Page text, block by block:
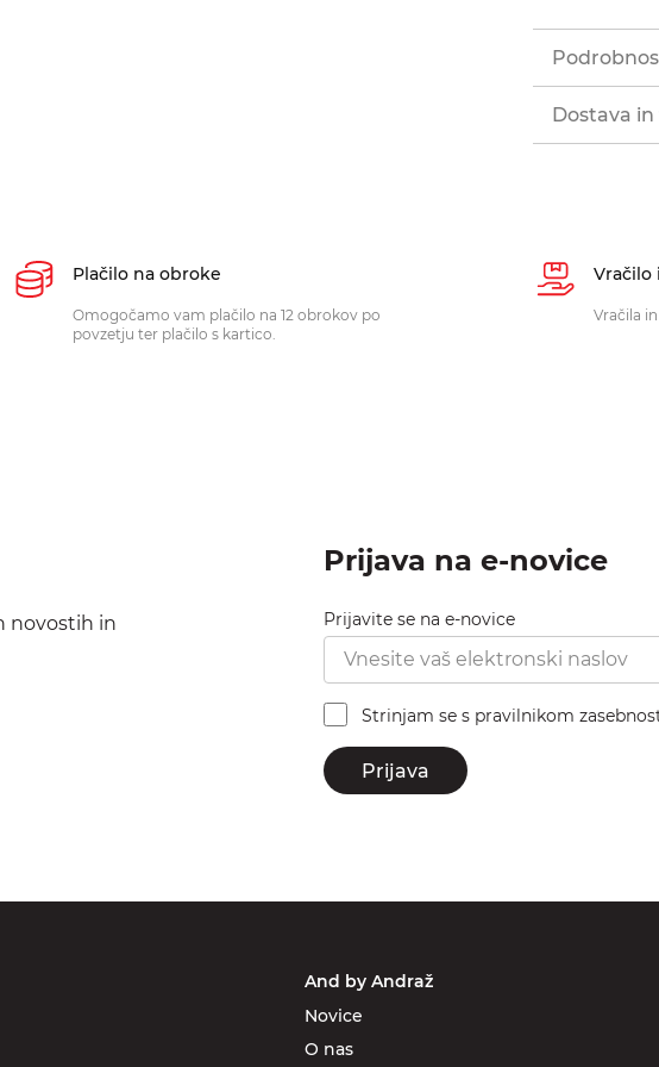
Dostava
Plačilo na obroke
Omogočamo vam plačilo na 12 obrokov po
povzetju ter plačilo s kartico.
Vračilo
Vračila
novostih in
Prijava na e-novice
Prijavite se na e-novice
Strinjam se s pravilnikom
Prijava
And by Andraž
Novice
O nas